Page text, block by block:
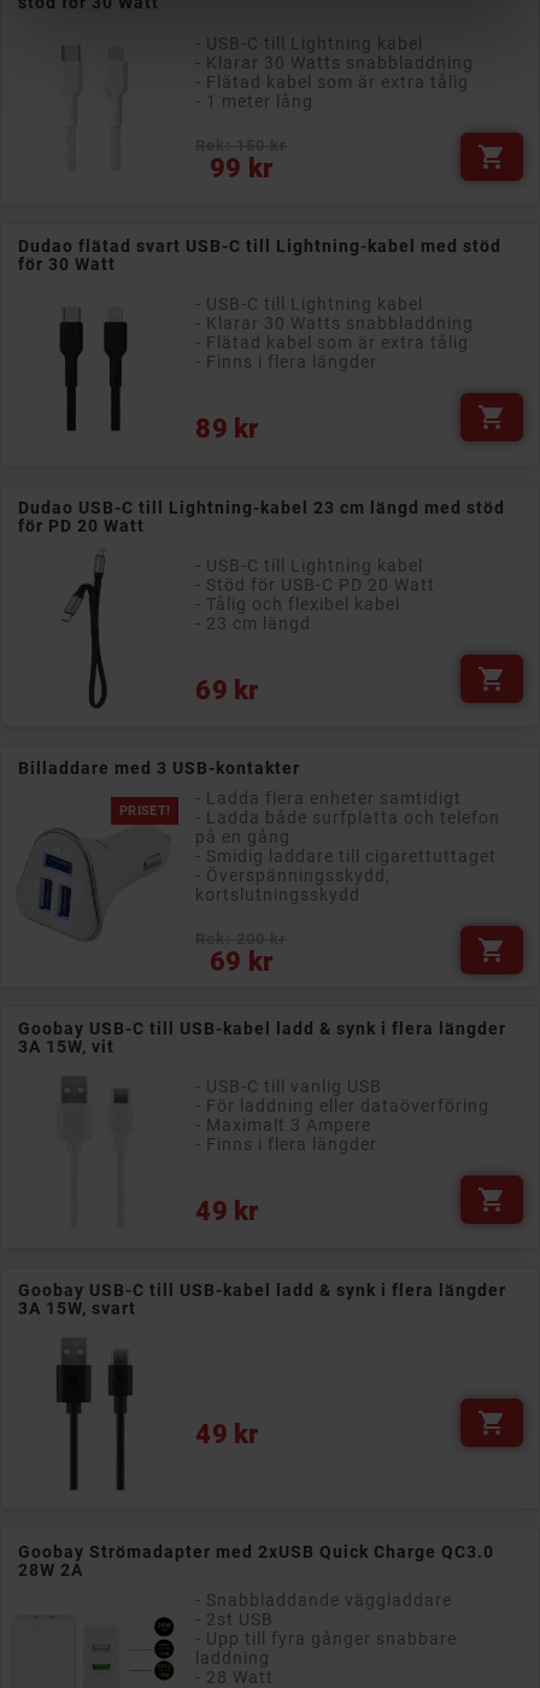
- USB-C till Lightning kabel
- Klarar 30 Watts snabbladdning
- Flätad kabel som är extra tålig
- 1 meter lång
99 kr
Pris 
Dudao flätad svart USB-C till Lightning-kabel med stöd
för 30 Watt
- USB-C till Lightning kabel
- Klarar 30 Watts snabbladdning
- Flätad kabel som är extra tålig
- Finns i flera längder
89 kr
Pris 
Dudao USB-C till Lightning-kabel 23 cm längd med stöd
för PD 20 Watt
- USB-C till Lightning kabel
- Stöd för USB-C PD 20 Watt
- Tålig och flexibel kabel
- 23 cm längd
69 kr
Pris 
Billaddare med 3 USB-kontakter
PRISET!
- Ladda flera enheter samtidigt
- Ladda både surfplatta och telefon
på en gång
- Smidig laddare till cigarettuttaget
- Överspänningsskydd,
kortslutningsskydd
69 kr
Pris 
Goobay USB-C till USB-kabel ladd & synk i flera längder
3A 15W, vit
- USB-C till vanlig USB
- För laddning eller dataöverföring
- Maximalt 3 Ampere
- Finns i flera längder
49 kr
Pris 
Goobay USB-C till USB-kabel ladd & synk i flera längder
3A 15W, svart
49 kr
Pris 
Goobay Strömadapter med 2xUSB Quick Charge QC3.0
28W 2A
- Snabbladdande väggladdare
- 2st USB
- Upp till fyra gånger snabbare
laddning
- 28 Watt